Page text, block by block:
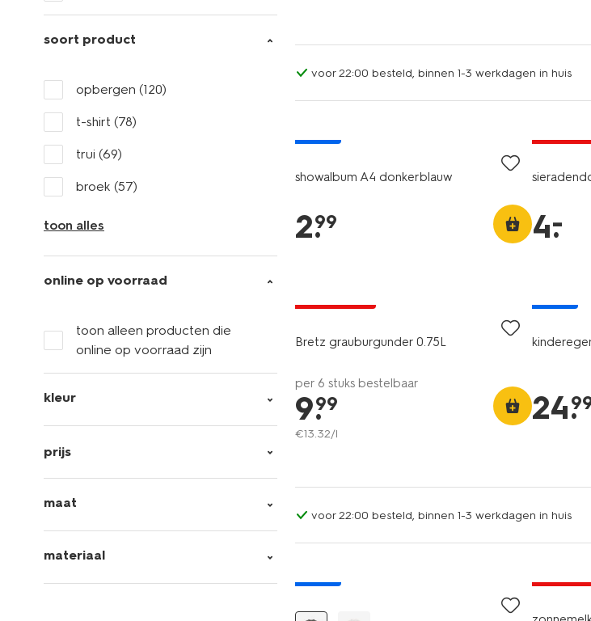
soort product
opbergen (120)
t-shirt (78)
trui (69)
broek (57)
toon alles
online op voorraad
toon alleen producten die
online op voorraad zijn
kleur
prijs
maat
materiaal
voor 22:00 besteld, binnen 1-3 werkdagen in huis
showalbum A4 donkerblauw
2.
99 4.
–
Bretz grauburgunder 0.75L
per 6 stuks bestelbaar
9.
99
€13.32/l
24.
voor 22:00 besteld, binnen 1-3 werkdagen in huis